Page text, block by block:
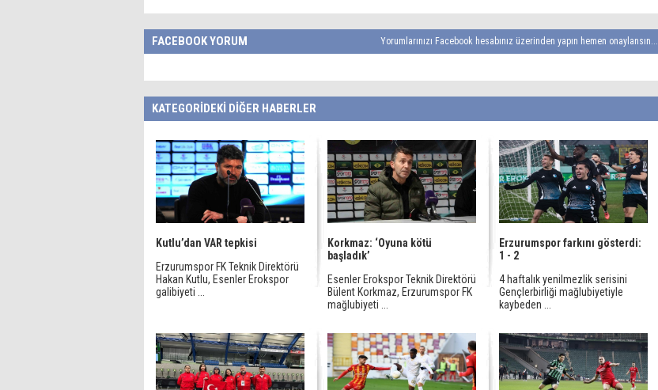
FACEBOOK YORUM Yorumlarınızı Facebook hesabınız üzerinden yapın hemen onaylansın...
KATEGORİDEKİ DİĞER HABERLER
Kutlu’dan VAR tepkisi
Erzurumspor FK Teknik Direktörü
Hakan Kutlu, Esenler Erokspor
galibiyeti ...
Korkmaz: ‘Oyuna kötü
başladık’
Esenler Erokspor Teknik Direktörü
Bülent Korkmaz, Erzurumspor FK
mağlubiyeti ...
Erzurumspor farkını gösterdi:
1 - 2
4 haftalık yenilmezlik serisini
Gençlerbirliği mağlubiyetiyle
kaybeden ...